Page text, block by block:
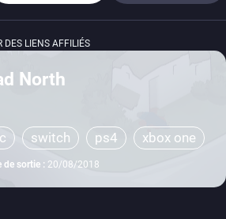
DES LIENS AFFILIÉS
North
switch ps4 xbox one
de sortie : 20/08/2018